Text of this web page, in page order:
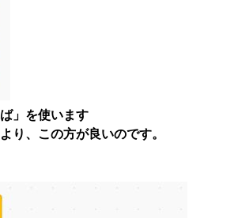
」を使います
り、この方が良いのです。